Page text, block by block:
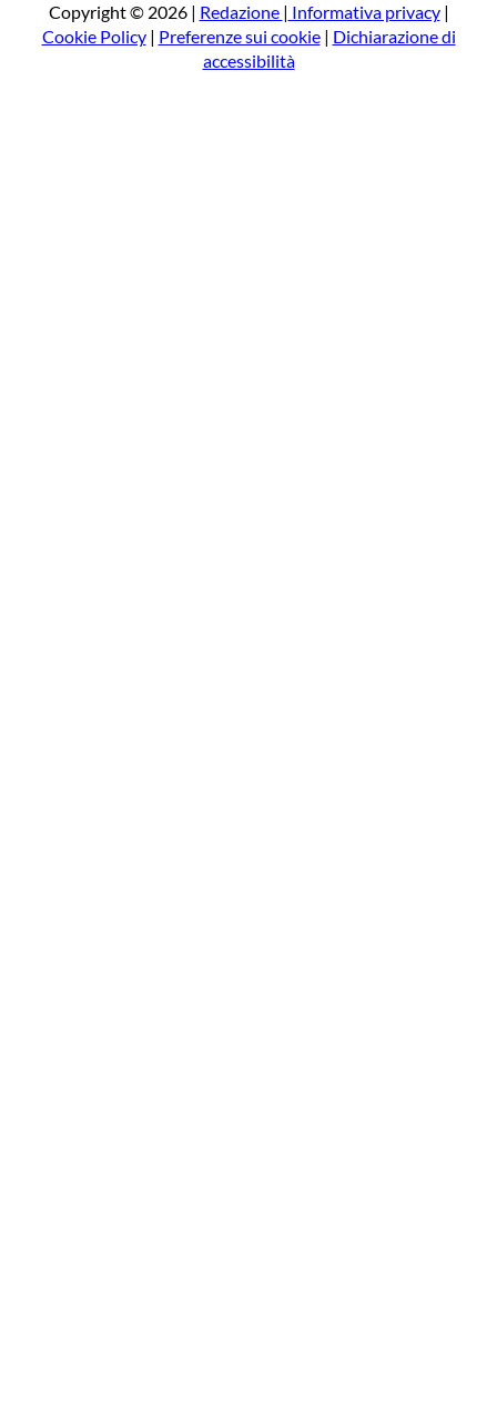
a
Copyright © 2026 | Redazione | Informativa privacy|
Cookie Policy| Preferenze sui cookie| Dichiarazione di
accessibilità